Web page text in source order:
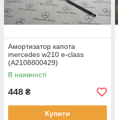
Амортизатор капота
mercedes w210 e-class
(A2108800429)
В наявності
448 ₴
Купити